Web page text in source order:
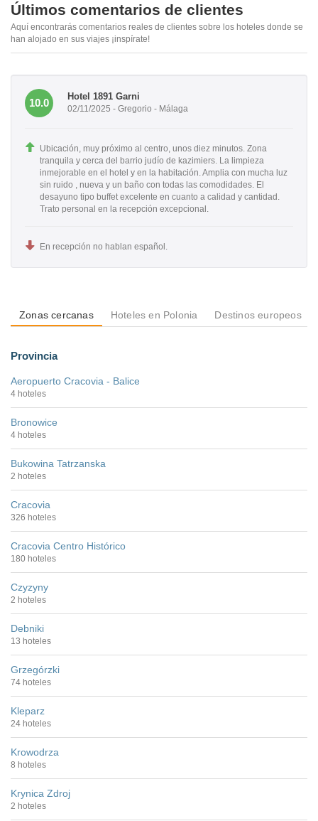
Últimos comentarios de clientes
Aquí encontrarás comentarios reales de clientes sobre los hoteles donde se
han alojado en sus viajes ¡inspírate!
10.0
Hotel 1891 Garni
02/11/2025 - Gregorio - Málaga
Ubicación, muy próximo al centro, unos diez minutos. Zona
tranquila y cerca del barrio judío de kazimiers. La limpieza
inmejorable en el hotel y en la habitación. Amplia con mucha luz
sin ruido , nueva y un baño con todas las comodidades. El
desayuno tipo buffet excelente en cuanto a calidad y cantidad.
Trato personal en la recepción excepcional.
En recepción no hablan español.
Zonas cercanas Hoteles en Polonia Destinos europeos
Provincia
Aeropuerto Cracovia - Balice
4 hoteles
Bronowice
4 hoteles
Bukowina Tatrzanska
2 hoteles
Cracovia
326 hoteles
Cracovia Centro Histórico
180 hoteles
Czyzyny
2 hoteles
Debniki
13 hoteles
Grzegórzki
74 hoteles
Kleparz
24 hoteles
Krowodrza
8 hoteles
Krynica Zdroj
2 hoteles